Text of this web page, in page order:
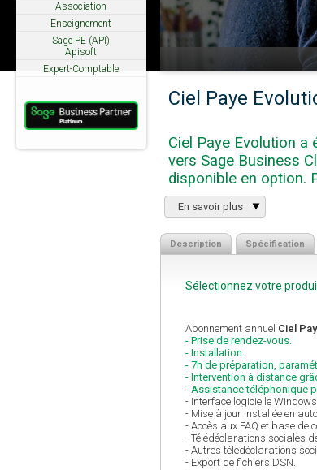
Association
Enseignement
Sage PE (API)
Apisoft
Expert-Comptable
Ciel Paye
Ciel Paye Evolution
vers Sage Business
disponible en option.
En savoir plus
Description Spécification
Sélectionnez votre
Abonnement annuel Ciel
- Prise de rendez-vous.
- Installation.
- 7h de préparation,
- Intervention à distance
- Assistance téléphonique
- Interface logicielle
- Mise à jour installée en
- Accès aux FAQ et base de
- Télédéclarations sociales
- Autres télédéclarations
- Export de fichiers DSN.